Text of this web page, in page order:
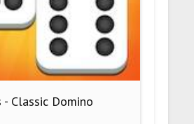
- Classic Domino